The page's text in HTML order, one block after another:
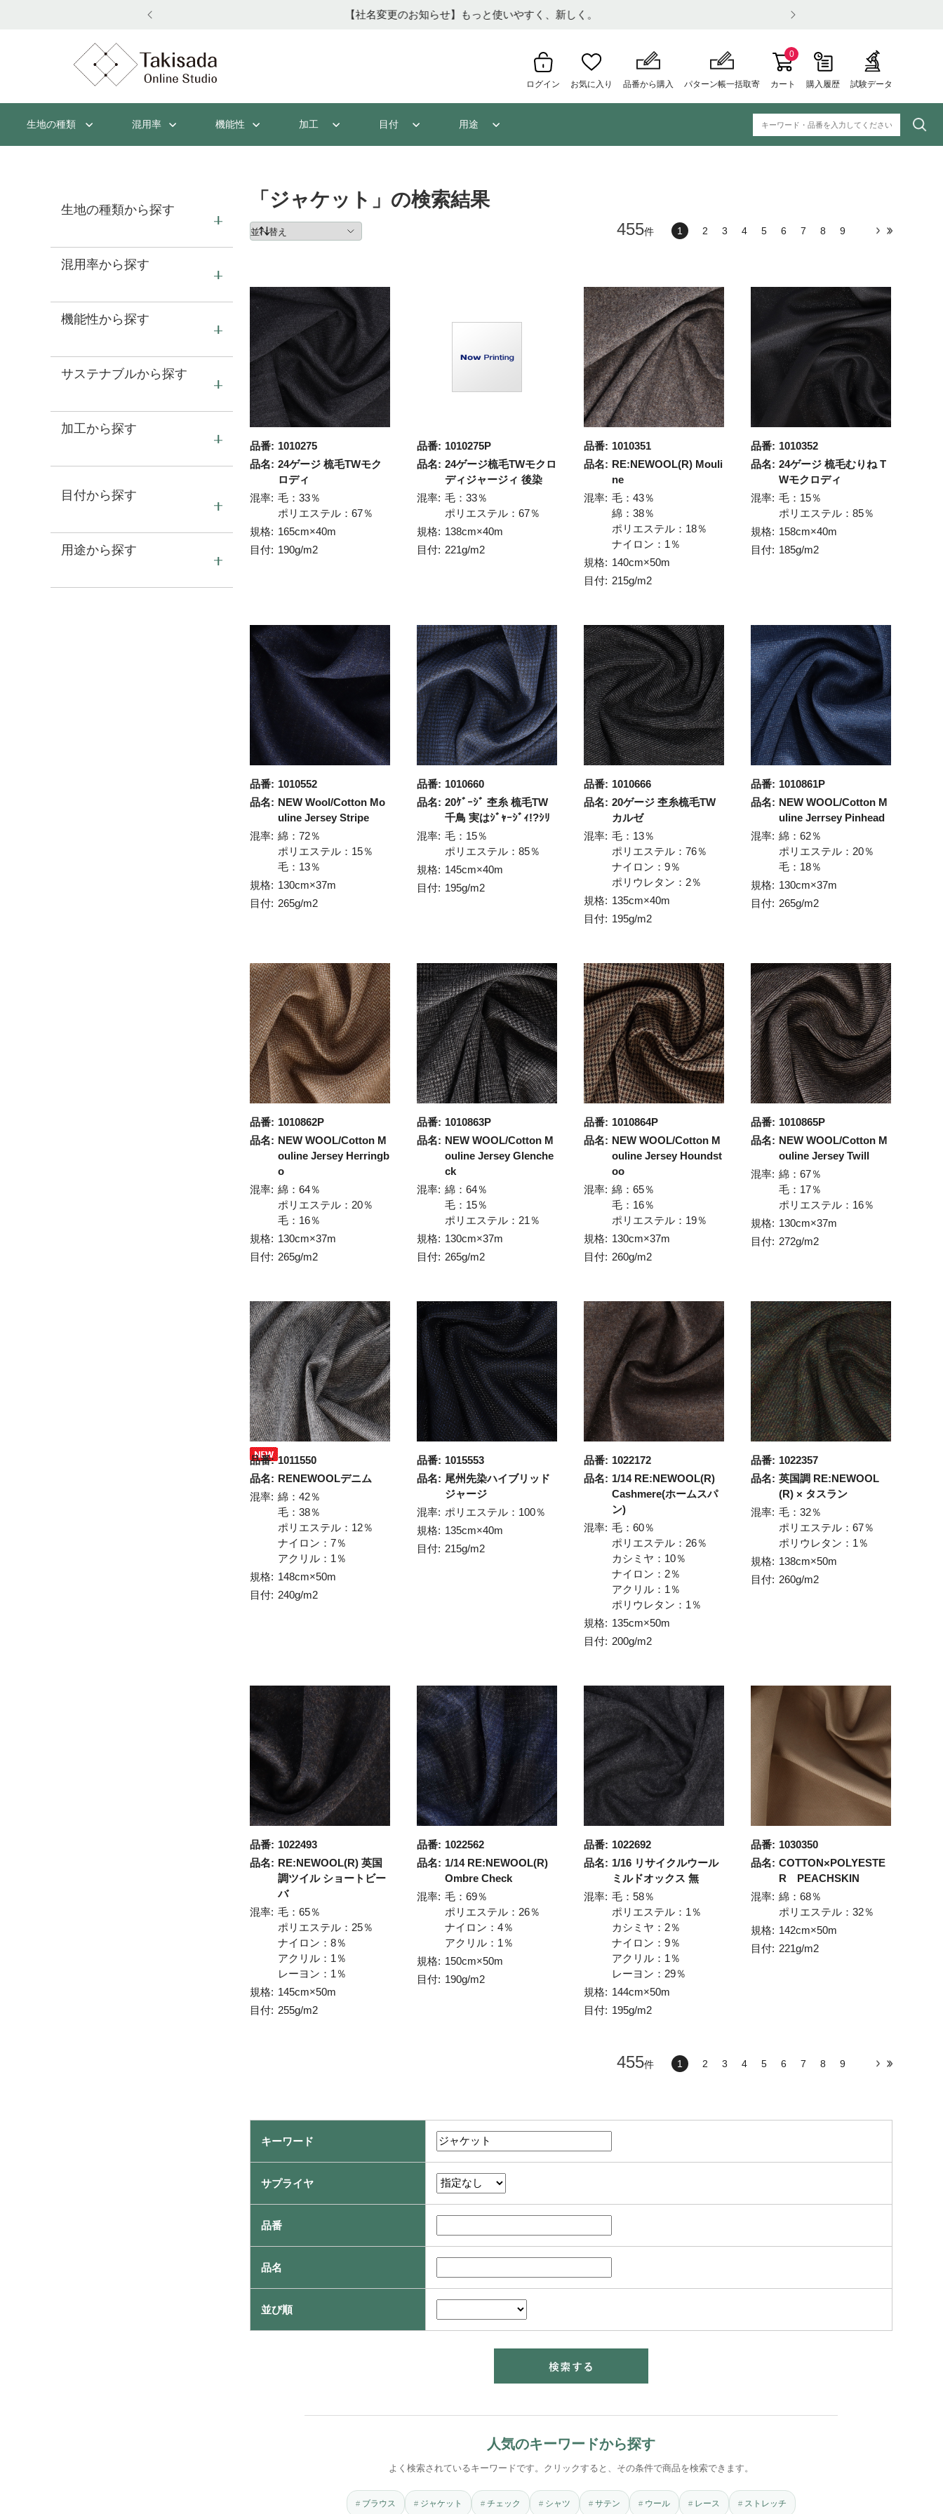
【重要】夏季休業のお知らせ
ログイン お気に入り 品番から購入 パターン帳一括取寄 カート
0
購入履歴 試験データ
生地の種類 混用率 機能性 加工 目付 用途
「ジャケット」の検索結果
455件 1 2 3 4 5 6 7 8 9
品番: 1010275
品名: 24ゲージ 梳毛TWモク
ロディ
混率: 毛：33％
ポリエステル：67％
規格: 165cm×40m
目付: 190g/m2
品番: 1010275P
品名: 24ゲージ梳毛TWモクロ
ディジャージィ 後染
混率: 毛：33％
ポリエステル：67％
規格: 138cm×40m
目付: 221g/m2
品番: 1010351
品名: RE:NEWOOL(R) Mouli
ne
混率: 毛：43％
綿：38％
ポリエステル：18％
ナイロン：1％
規格: 140cm×50m
目付: 215g/m2
品番: 1010352
品名: 24ゲージ 梳毛むりね T
Wモクロディ
混率: 毛：15％
ポリエステル：85％
規格: 158cm×40m
目付: 185g/m2
品番: 1010552
品名: NEW Wool/Cotton Mo
uline Jersey Stripe
混率: 綿：72％
ポリエステル：15％
毛：13％
規格: 130cm×37m
目付: 265g/m2
品番: 1010660
品名: 20ｹﾞｰｼﾞ 杢糸 梳毛TW
千鳥 実はｼﾞｬｰｼﾞｨ!?ｼﾘ
混率: 毛：15％
ポリエステル：85％
規格: 145cm×40m
目付: 195g/m2
品番: 1010666
品名: 20ゲージ 杢糸梳毛TW
カルゼ
混率: 毛：13％
ポリエステル：76％
ナイロン：9％
ポリウレタン：2％
規格: 135cm×40m
目付: 195g/m2
品番: 1010861P
品名: NEW WOOL/Cotton M
uline Jerrsey Pinhead
混率: 綿：62％
ポリエステル：20％
毛：18％
規格: 130cm×37m
目付: 265g/m2
品番: 1010862P
品名: NEW WOOL/Cotton M
ouline Jersey Herringb
o
混率: 綿：64％
ポリエステル：20％
毛：16％
規格: 130cm×37m
目付: 265g/m2
品番: 1010863P
品名: NEW WOOL/Cotton M
ouline Jersey Glenche
ck
混率: 綿：64％
毛：15％
ポリエステル：21％
規格: 130cm×37m
目付: 265g/m2
品番: 1010864P
品名: NEW WOOL/Cotton M
ouline Jersey Houndst
oo
混率: 綿：65％
毛：16％
ポリエステル：19％
規格: 130cm×37m
目付: 260g/m2
品番: 1010865P
品名: NEW WOOL/Cotton M
ouline Jersey Twill
混率: 綿：67％
毛：17％
ポリエステル：16％
規格: 130cm×37m
目付: 272g/m2
品番: 1011550
品名: RENEWOOLデニム
混率: 綿：42％
毛：38％
ポリエステル：12％
ナイロン：7％
アクリル：1％
規格: 148cm×50m
目付: 240g/m2
品番: 1015553
品名: 尾州先染ハイブリッド
ジャージ
混率: ポリエステル：100％
規格: 135cm×40m
目付: 215g/m2
品番: 1022172
品名: 1/14 RE:NEWOOL(R)
Cashmere(ホームスパ
ン)
混率: 毛：60％
ポリエステル：26％
カシミヤ：10％
ナイロン：2％
アクリル：1％
ポリウレタン：1％
規格: 135cm×50m
目付: 200g/m2
品番: 1022357
品名: 英国調 RE:NEWOOL
(R) × タスラン
混率: 毛：32％
ポリエステル：67％
ポリウレタン：1％
規格: 138cm×50m
目付: 260g/m2
品番: 1022493
品名: RE:NEWOOL(R) 英国
調ツイル ショートビー
バ
混率: 毛：65％
ポリエステル：25％
ナイロン：8％
アクリル：1％
レーヨン：1％
規格: 145cm×50m
目付: 255g/m2
品番: 1022562
品名: 1/14 RE:NEWOOL(R)
Ombre Check
混率: 毛：69％
ポリエステル：26％
ナイロン：4％
アクリル：1％
規格: 150cm×50m
目付: 190g/m2
品番: 1022692
品名: 1/16 リサイクルウール
ミルドオックス 無
混率: 毛：58％
ポリエステル：1％
カシミヤ：2％
ナイロン：9％
アクリル：1％
レーヨン：29％
規格: 144cm×50m
目付: 195g/m2
品番: 1030350
品名: COTTON×POLYESTE
R PEACHSKIN
混率: 綿：68％
ポリエステル：32％
規格: 142cm×50m
目付: 221g/m2
455件 1 2 3 4 5 6 7 8 9
キーワード
サプライヤ
品番
品名
並び順
人気のキーワードから探す
よく検索されているキーワードです。クリックすると、その条件で商品を検索できます。
ブラウス ジャケット チェック シャツ サテン ウール レース ストレッチ
生地の種類から探す
混用率から探す
機能性から探す
サステナブルから探す
加工から探す
目付から探す
用途から探す